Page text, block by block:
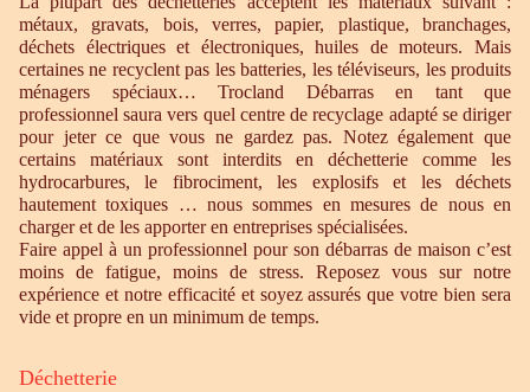
métaux, gravats, bois, verres, papier, plastique, branchages,
déchets électriques et électroniques, huiles de moteurs. Mais
certaines ne recyclent pas les batteries, les téléviseurs, les produits
ménagers spéciaux… Trocland Débarras en tant que
professionnel saura vers quel centre de recyclage adapté se diriger
pour jeter ce que vous ne gardez pas. Notez également que
certains matériaux sont interdits en déchetterie comme les
hydrocarbures, le fibrociment, les explosifs et les déchets
hautement toxiques … nous sommes en mesures de nous en
charger et de les apporter en entreprises spécialisées.
Faire appel à un professionnel pour son débarras de maison c’est
moins de fatigue, moins de stress. Reposez vous sur notre
expérience et notre efficacité et soyez assurés que votre bien sera
vide et propre en un minimum de temps.
Déchetterie